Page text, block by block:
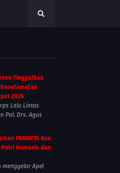
Tinggalkan
2026
Lalu Lintas
Pol. Drs. Agus
PAMAPTA dan
Polri Humanis dan
menggelar Apel